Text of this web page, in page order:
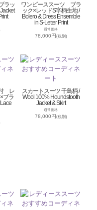
ラッ
ワンピーススーツ ブラ
ック×レッドS字柄生地 /
Bolero & Dress Ensemble
in S-Letter Print
通常価格
78,000円(税別)
レ
ブラ
スカートスーツ 千鳥柄 /
Wool 100% Houndstooth
Jacket & Skirt
通常価格
78,000円(税別)